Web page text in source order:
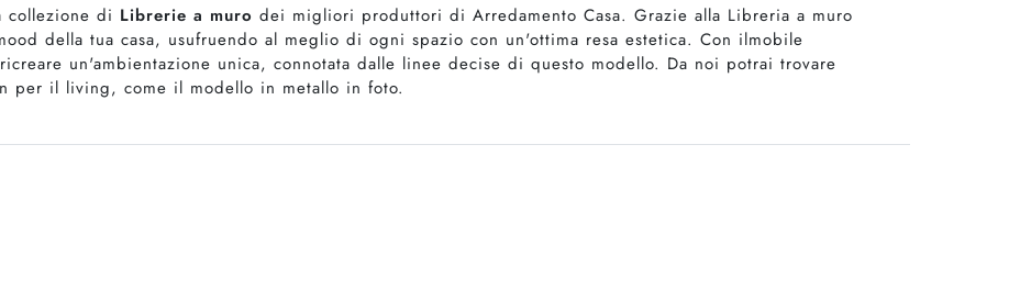
collezione di Librerie a muro dei migliori produttori di Arredamento Casa. Grazie alla Libreria a muro
della tua casa, usufruendo al meglio di ogni spazio con un'ottima resa estetica. Con ilmobile
un'ambientazione unica, connotata dalle linee decise di questo modello. Da noi potrai trovare
per il living, come il modello in metallo in foto.